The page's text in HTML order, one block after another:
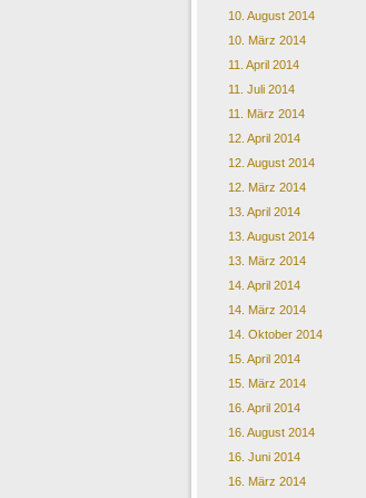
10. August 2014
10. März 2014
11. April 2014
11. Juli 2014
11. März 2014
12. April 2014
12. August 2014
12. März 2014
13. April 2014
13. August 2014
13. März 2014
14. April 2014
14. März 2014
14. Oktober 2014
15. April 2014
15. März 2014
16. April 2014
16. August 2014
16. Juni 2014
16. März 2014